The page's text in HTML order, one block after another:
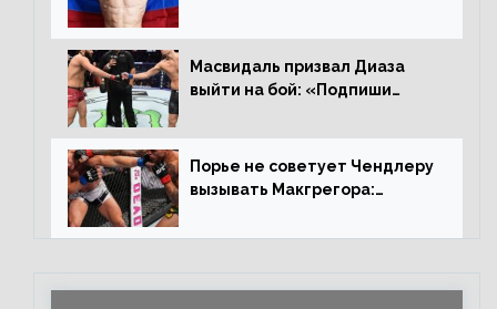
Иге – про бой с Евлоевым
Масвидаль призвал Диаза
выйти на бой: «Подпиши
повторим»
Порье не советует Чендлеру
вызывать Макгрегора:
каждом бою, а Конор умеет